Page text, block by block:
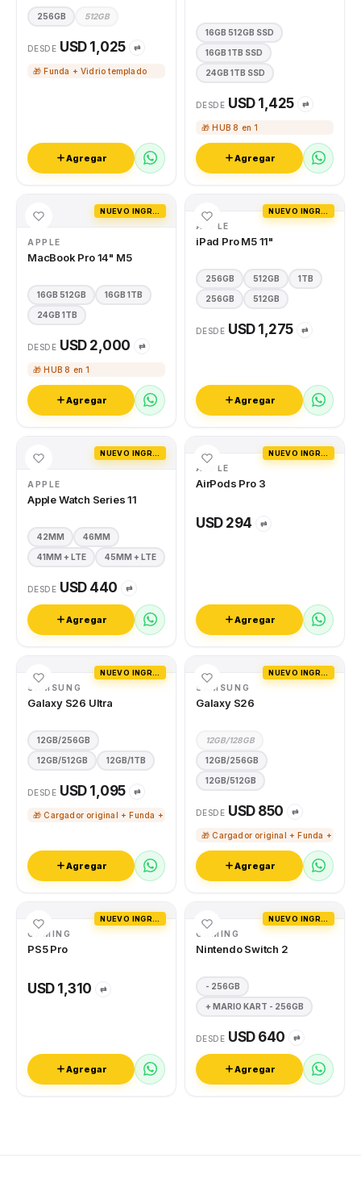
256GB 512GB
DESDE USD 1,025 ⇄
🎁 Funda + Vidrio templado
Agregar
16GB 512GB SSD
16GB 1TB SSD
24GB 1TB SSD
DESDE USD 1,425 ⇄
🎁 HUB 8 en 1
Agregar
APPLE
MacBook Pro 14" M5
16GB 512GB 16GB 1TB
24GB 1TB
DESDE USD 2,000 ⇄
🎁 HUB 8 en 1
Agregar
APPLE
iPad Pro M5 11"
256GB 512GB 1TB
256GB 512GB
DESDE USD 1,275 ⇄
Agregar
APPLE
Apple Watch Series 11
42MM 46MM
41MM + LTE 45MM + LTE
DESDE USD 440 ⇄
Agregar
APPLE
AirPods Pro 3
USD 294 ⇄
Agregar
SAMSUNG
Galaxy S26 Ultra
12GB/256GB
12GB/512GB 12GB/1TB
DESDE USD 1,095 ⇄
🎁 Cargador original + Funda + Vidrio templado
Agregar
SAMSUNG
Galaxy S26
12GB/128GB
12GB/256GB
12GB/512GB
DESDE USD 850 ⇄
🎁 Cargador original + Funda +
Agregar
GAMING
PS5 Pro
USD 1,310 ⇄
Agregar
GAMING
Nintendo Switch 2
- 256GB
+ MARIO KART - 256GB
DESDE USD 640 ⇄
Agregar